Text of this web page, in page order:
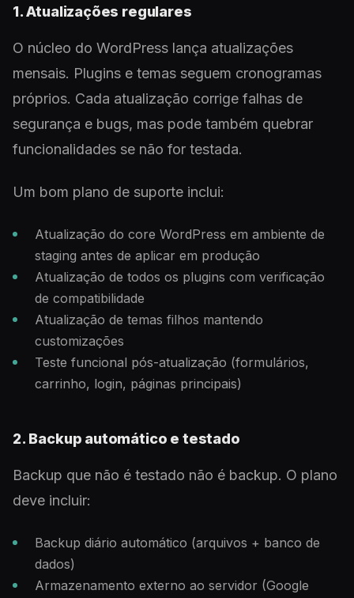
1. Atualizações regulares
O núcleo do WordPress lança atualizações
mensais. Plugins e temas seguem cronogramas
próprios. Cada atualização corrige falhas de
segurança e bugs, mas pode também quebrar
funcionalidades se não for testada.
Um bom plano de suporte inclui:
Atualização do core WordPress em ambiente de
staging antes de aplicar em produção
Atualização de todos os plugins com verificação
de compatibilidade
Atualização de temas filhos mantendo
customizações
Teste funcional pós-atualização (formulários,
carrinho, login, páginas principais)
2. Backup automático e testado
Backup que não é testado não é backup. O plano
deve incluir:
Backup diário automático (arquivos + banco de
dados)
Armazenamento externo ao servidor (Google